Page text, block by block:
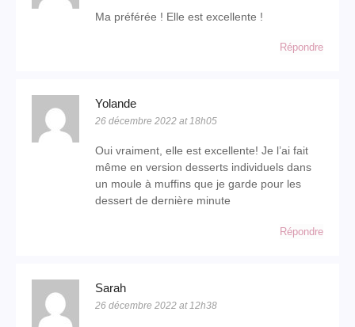
Ma préférée ! Elle est excellente !
Répondre
Yolande
26 décembre 2022 at 18h05
Oui vraiment, elle est excellente! Je l’ai fait
même en version desserts individuels dans
un moule à muffins que je garde pour les
dessert de dernière minute
Répondre
Sarah
26 décembre 2022 at 12h38